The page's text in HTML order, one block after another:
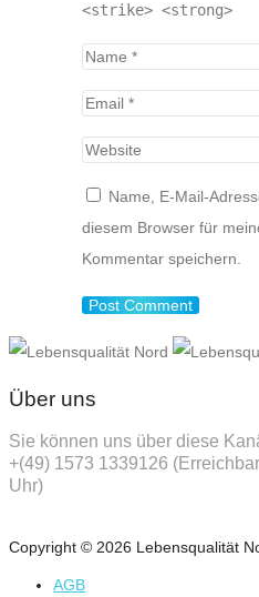
<strike> <strong>
Name, E-Mail-
diesem Browser für
Kommentar speichern.
Über uns
Sie können uns über diese
+(49) 1573 1339126
Uhr)
Copyright © 2026 Lebensqualität
AGB